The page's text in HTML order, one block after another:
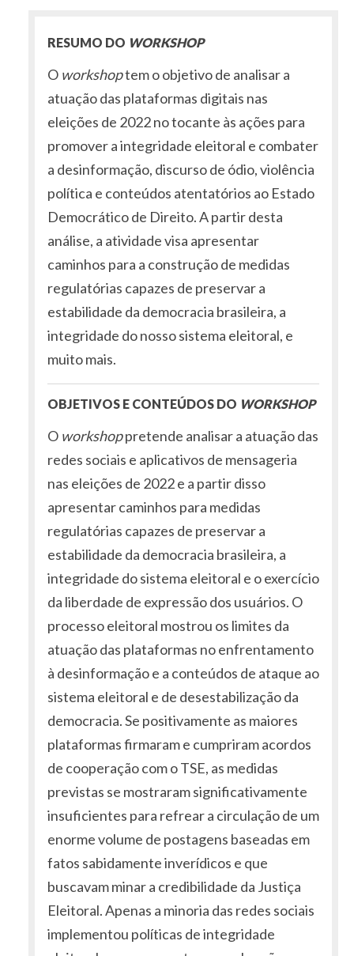
RESUMO DO WORKSHOP
O workshoptem o objetivo de analisar a
atuação das plataformas digitais nas
eleições de 2022 no tocante às ações para
promover a integridade eleitoral e combater
a desinformação, discurso de ódio, violência
política e conteúdos atentatórios ao Estado
Democrático de Direito. A partir desta
análise, a atividade visa apresentar
caminhos para a construção de medidas
regulatórias capazes de preservar a
estabilidade da democracia brasileira, a
integridade do nosso sistema eleitoral, e
muito mais.
OBJETIVOS E CONTEÚDOS DO WORKSHOP
O workshoppretende analisar a atuação das
redes sociais e aplicativos de mensageria
nas eleições de 2022 e a partir disso
apresentar caminhos para medidas
regulatórias capazes de preservar a
estabilidade da democracia brasileira, a
integridade do sistema eleitoral e o exercício
da liberdade de expressão dos usuários. O
processo eleitoral mostrou os limites da
atuação das plataformas no enfrentamento
à desinformação e a conteúdos de ataque ao
sistema eleitoral e de desestabilização da
democracia. Se positivamente as maiores
plataformas firmaram e cumpriram acordos
de cooperação com o TSE, as medidas
previstas se mostraram significativamente
insuficientes para refrear a circulação de um
enorme volume de postagens baseadas em
fatos sabidamente inverídicos e que
buscavam minar a credibilidade da Justiça
Eleitoral. Apenas a minoria das redes sociais
implementou políticas de integridade